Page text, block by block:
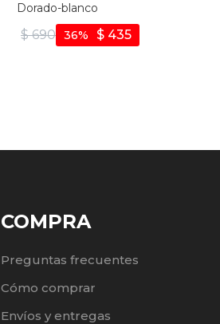
Dorado-blanco
$ 690 $ 435
36
COMPRA
Preguntas frecuentes
Cómo comprar
Envíos y entregas